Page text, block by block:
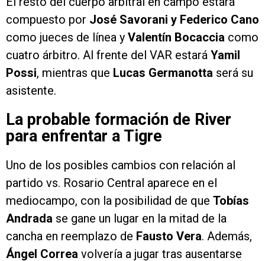
compuesto por José Savorani y Federico Cano
como jueces de línea y Valentín Bocaccia como
cuatro árbitro. Al frente del VAR estará Yamil
Possi, mientras que Lucas Germanotta será su
asistente.
La probable formación de River
para enfrentar a Tigre
Uno de los posibles cambios con relación al
partido vs. Rosario Central aparece en el
mediocampo, con la posibilidad de que Tobías
Andrada se gane un lugar en la mitad de la
cancha en reemplazo de Fausto Vera. Además,
Ángel Correa volvería a jugar tras ausentarse